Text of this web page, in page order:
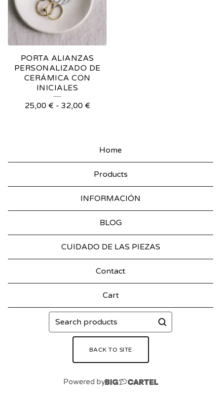
PORTA ALIANZAS
PERSONALIZADO DE
CERÁMICA CON
INICIALES
25,00 € - 32,00 €
Home
Products
INFORMACIÓN
BLOG
CUIDADO DE LAS PIEZAS
Contact
Cart
Search
products
BACK TO SITE
Powered by